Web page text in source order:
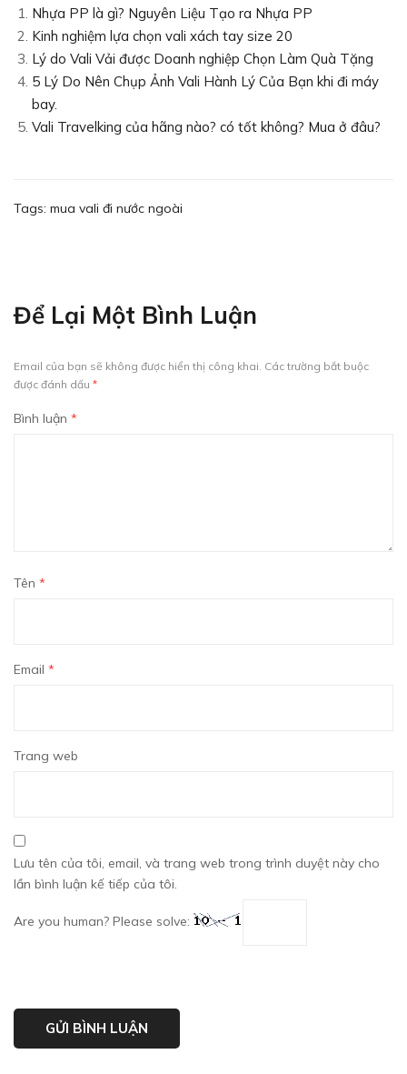
Nhựa PP là gì? Nguyên Liệu Tạo ra Nhựa PP
Kinh nghiệm lựa chọn vali xách tay size 20
Lý do Vali Vải được Doanh nghiệp Chọn Làm Quà Tặng
5 Lý Do Nên Chụp Ảnh Vali Hành Lý Của Bạn khi đi máy
bay.
Vali Travelking của hãng nào? có tốt không? Mua ở đâu?
Tags: mua vali đi nước ngoài
Để Lại Một Bình Luận
Email của bạn sẽ không được hiển thị công khai. Các trường bắt buộc
được đánh dấu *
Bình luận *
Tên *
Email *
Trang web
Lưu tên của tôi, email, và trang web trong trình duyệt này cho
lần bình luận kế tiếp của tôi.
Are you human? Please solve: